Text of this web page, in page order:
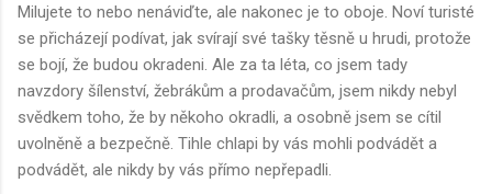
Milujete to nebo nenáviďte, ale nakonec je to oboje. Noví turisté
se přicházejí podívat, jak svírají své tašky těsně u hrudi, protože
se bojí, že budou okradeni. Ale za ta léta, co jsem tady
navzdory šílenství, žebrákům a prodavačům, jsem nikdy nebyl
svědkem toho, že by někoho okradli, a osobně jsem se cítil
uvolněně a bezpečně. Tihle chlapi by vás mohli podvádět a
podvádět, ale nikdy by vás přímo nepřepadli.